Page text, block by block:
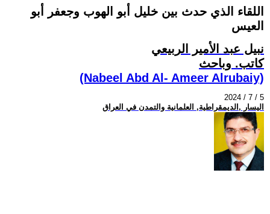
اللقاء الذي حدث بين خليل أبو الهوب وجعفر أبو
العيس
نبيل عبد الأمير الربيعي
كاتب. وباحث
(Nabeel Abd Al- Ameer Alrubaiy)
2024 / 7 / 5
اليسار ,الديمقراطية, العلمانية والتمدن في العراق